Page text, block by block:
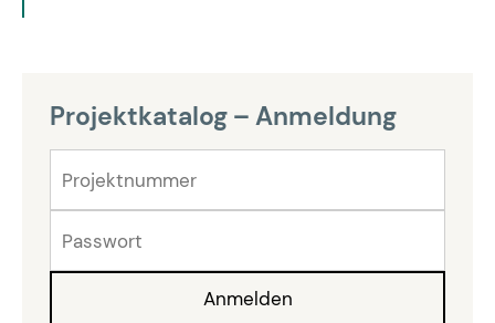
Projektkatalog – Anmeldung